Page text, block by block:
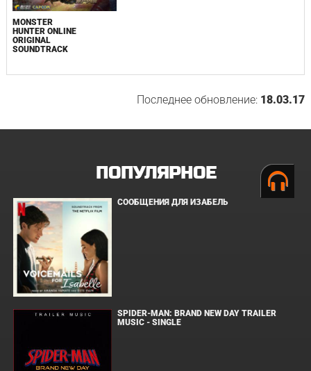
MONSTER
HUNTER ONLINE
ORIGINAL
SOUNDTRACK
Последнее обновление: 18.03.17
ПОПУЛЯРНОЕ
СООБЩЕНИЯ ДЛЯ ИЗАБЕЛЬ
SPIDER-MAN: BRAND NEW DAY TRAILER
MUSIC - SINGLE